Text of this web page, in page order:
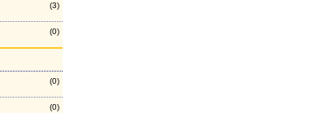
(3)
(0)
(0)
(0)